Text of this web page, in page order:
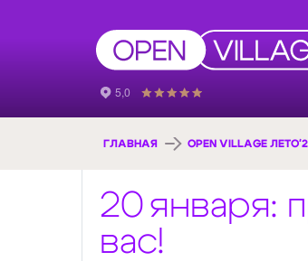
ГЛАВНАЯ OPEN VILLAGE
20 января:
вас!